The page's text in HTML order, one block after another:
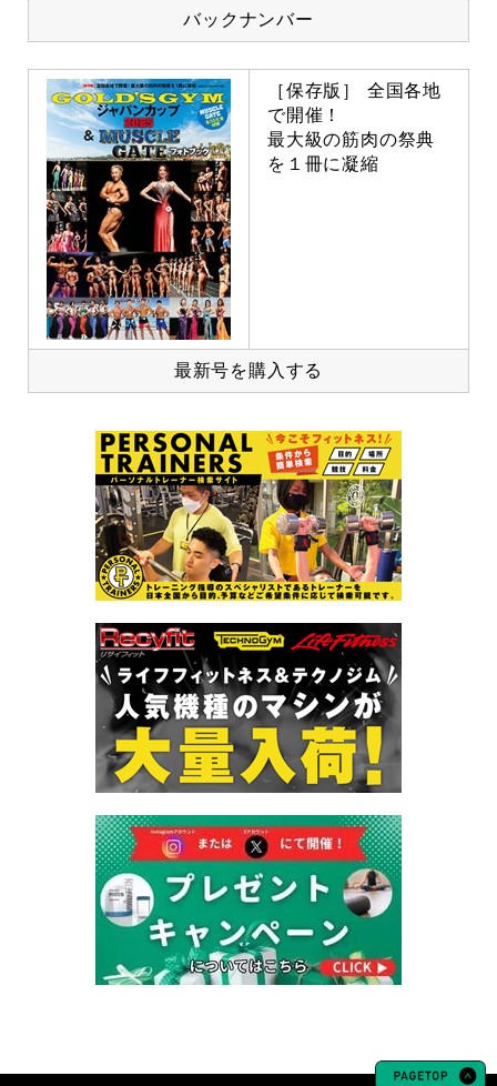
バックナンバー
［保存版］ 全国各地
で開催！
最大級の筋肉の祭典
を１冊に凝縮
最新号を購入する